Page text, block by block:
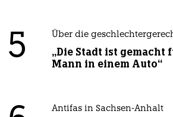
5 Über die
„Die Stadt ist gemacht
Mann in einem Auto“
Antifas in Sachsen-Anhalt